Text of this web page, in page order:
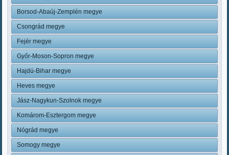
Borsod-Abaúj-Zemplén megye
Csongrád megye
Fejér megye
Győr-Moson-Sopron megye
Hajdú-Bihar megye
Heves megye
Jász-Nagykun-Szolnok megye
Komárom-Esztergom megye
Nógrád megye
Somogy megye